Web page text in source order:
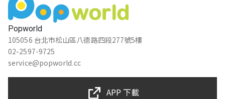
Popworld
105056 台北市松山區八德路四段277號5樓
02-2597-9725
service@popworld.cc
APP 下載